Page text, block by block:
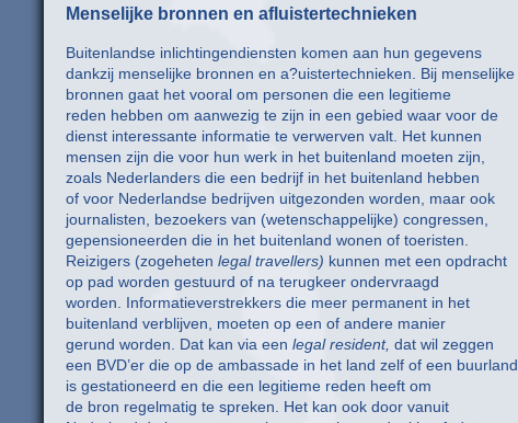
Menselijke bronnen en afluistertechnieken
Buitenlandse inlichtingendiensten komen aan hun gegevens
dankzij menselijke bronnen en a?uistertechnieken. Bij menselijke
bronnen gaat het vooral om personen die een legitieme
reden hebben om aanwezig te zijn in een gebied waar voor de
dienst interessante informatie te verwerven valt. Het kunnen
mensen zijn die voor hun werk in het buitenland moeten zijn,
zoals Nederlanders die een bedrijf in het buitenland hebben
of voor Nederlandse bedrijven uitgezonden worden, maar ook
journalisten, bezoekers van (wetenschappelijke) congressen,
gepensioneerden die in het buitenland wonen of toeristen.
Reizigers (zogeheten legal travellers) kunnen met een opdracht
op pad worden gestuurd of na terugkeer ondervraagd
worden. Informatieverstrekkers die meer permanent in het
buitenland verblijven, moeten op een of andere manier
gerund worden. Dat kan via een legal resident, dat wil zeggen
een BVD’er die op de ambassade in het land zelf of een buurland
is gestationeerd en die een legitieme reden heeft om
de bron regelmatig te spreken. Het kan ook door vanuit